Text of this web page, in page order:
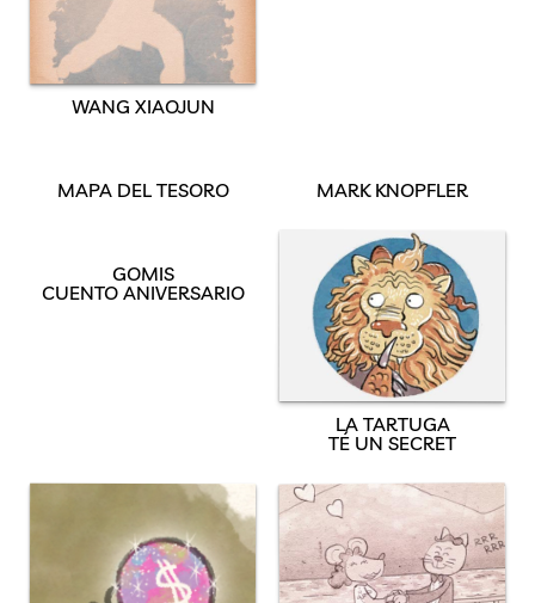
WANG XIAOJUN
MAPA DEL TESORO MARK KNOPFLER
GOMIS
CUENTO ANIVERSARIO
LA TARTUGA
TÉ UN SECRET